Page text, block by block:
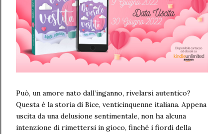
Può, un amore nato dall’inganno, rivelarsi autentico?
Questa è la storia di Bice, venticinquenne italiana. Appena
uscita da una delusione sentimentale, non ha alcuna
intenzione di rimettersi in gioco, finché i fiordi della